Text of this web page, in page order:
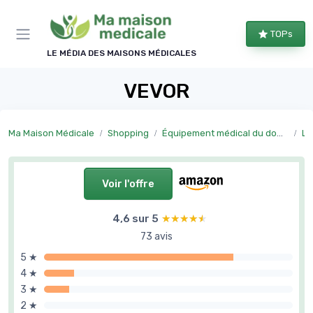
LE MÉDIA DES MAISONS MÉDICALES
TOPs
VEVOR
Ma Maison Médicale Shopping Équipement médical du domicile
Voir l'offre
4,6 sur 5 ★★★★★
★★★★★
73 avis
5 ★
4 ★
3 ★
2 ★